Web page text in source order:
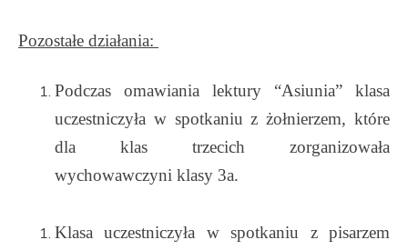
Pozostałe działania:
Podczas omawiania lektury “Asiunia” klasa
uczestniczyła w spotkaniu z żołnierzem, które
dla klas trzecich zorganizowała
wychowawczyni klasy 3a.
Klasa uczestniczyła w spotkaniu z pisarzem